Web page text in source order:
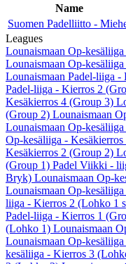
Name
Suomen Padelliitto -
Leagues
Lounaismaan Op-
Lounaismaan Op-
Lounaismaan Padel-liiga
Padel-liiga - Kierros 2
Kesäkierros 4 (Group 3)
(Group 2) Lounaismaan
Lounaismaan Op-
Op-kesäliiga -
Kesäkierros 2 (Group 2)
(Group 1) Padel Viikki -
Bryk) Lounaismaan Op-
Lounaismaan Op-
liiga - Kierros 2 (Lohko 1
Padel-liiga - Kierros 1
(Lohko 1) Lounaismaan
Lounaismaan Op-
kesäliiga - Kierros 3